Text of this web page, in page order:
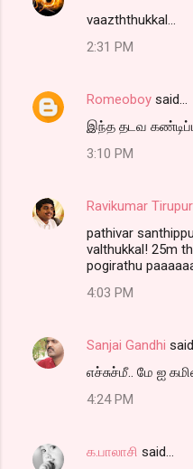
vaazththukkal...
2:31 PM
Romeoboy said…
இந்த தடவ
3:10 PM
Ravikumar Tirupur
pathivar
valthukkal! 25m
pogirathu
4:03 PM
Sanjai Gandhi said…
எச்சுச்மீ.. மே ஐ
4:24 PM
க.பாலாசி said…